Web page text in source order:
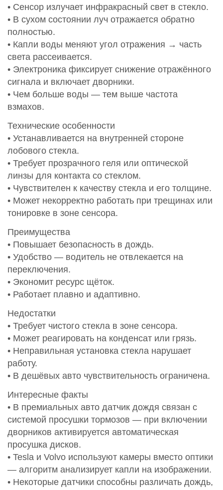
• Сенсор излучает инфракрасный свет в стекло.
• В сухом состоянии луч отражается обратно
полностью.
• Капли воды меняют угол отражения → часть
света рассеивается.
• Электроника фиксирует снижение отражённого
сигнала и включает дворники.
• Чем больше воды — тем выше частота
взмахов.
Технические особенности
• Устанавливается на внутренней стороне
лобового стекла.
• Требует прозрачного геля или оптической
линзы для контакта со стеклом.
• Чувствителен к качеству стекла и его толщине.
• Может некорректно работать при трещинах или
тонировке в зоне сенсора.
Преимущества
• Повышает безопасность в дождь.
• Удобство — водитель не отвлекается на
переключения.
• Экономит ресурс щёток.
• Работает плавно и адаптивно.
Недостатки
• Требует чистого стекла в зоне сенсора.
• Может реагировать на конденсат или грязь.
• Неправильная установка стекла нарушает
работу.
• В дешёвых авто чувствительность ограничена.
Интересные факты
• В премиальных авто датчик дождя связан с
системой просушки тормозов — при включении
дворников активируется автоматическая
просушка дисков.
• Tesla и Volvo используют камеры вместо оптики
— алгоритм анализирует капли на изображении.
• Некоторые датчики способны различать дождь,